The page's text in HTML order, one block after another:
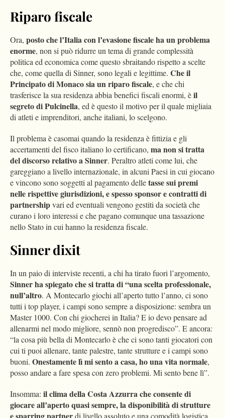
Riparo fiscale
Ora, posto che l’Italia con l’evasione fiscale ha un problema
enorme, non si può ridurreun tema di grande complessità
politica ed economica come questo sbraitando rispetto a scelte
che, come quella di Sinner, sono legali e legittime. Che il
Principato di Monaco sia un riparo fiscale, e che chi
trasferisce la sua residenza abbia benefici fiscali enormi, èil
segreto di Pulcinella, ed è questo il motivo per il quale migliaia
di atleti e imprenditori, anche italiani, lo scelgono.
Il problema è casomai quando la residenza è fittizia e gli
accertamenti del fisco italiano lo certificano, ma non si tratta
del discorso relativo a Sinner. Peraltro atleti come lui, che
gareggiano a livello internazionale, in alcuni Paesi in cui giocano
e vincono sono soggetti al pagamento delletasse sui premi
nelle rispettive giurisdizioni, e spesso sponsor e contratti di
partnershipvari ed eventuali vengono gestiti da società che
curano i loro interessi e che pagano comunque una tassazione
nello Stato in cui hanno la residenza fiscale.
Sinner dixit
In un paio di interviste recenti, a chi ha tirato fuori l’argomento,
Sinner ha spiegato che si tratta di “una scelta professionale,
null’altro. A Montecarlo giochi all’aperto tutto l’anno, ci sono
tutti i top player, i campi sono sempre a disposizione: sembra un
Master 1000. Con chi giocherei in Italia? E io devo pensare ad
allenarmi nel modo migliore, sennò non progredisco”. E ancora:
“la cosa più bella di Montecarlo è che ci sono tanti giocatori con
cui ti puoi allenare, tante palestre, tante strutture e i campi sono
buoni. Onestamente lì mi sento a casa, ho una vita normale,
posso andare a fare spesa con zero problemi. Mi sento bene lì”.
Insomma: il clima della Costa Azzurra che consente di
giocare all’aperto quasi sempre, la disponibilità di strutture